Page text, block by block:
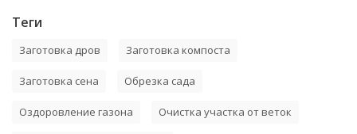
Теги
Заготовка дров Заготовка компоста
Заготовка сена Обрезка сада
Оздоровление газона Очистка участка от веток